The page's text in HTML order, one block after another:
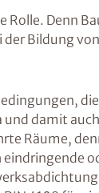
Rolle. Denn
Bildung
damit
Räume,